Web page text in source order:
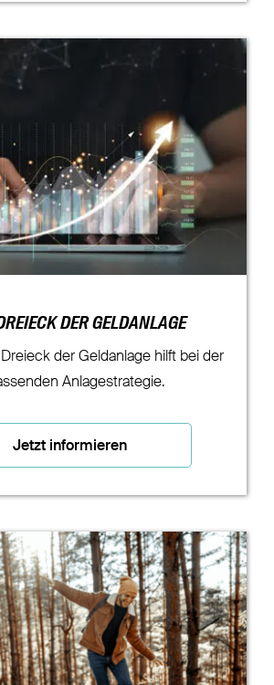
DER GELDANLAGE
der Geldanlage hilft bei der
Anlagestrategie.
Jetzt informieren